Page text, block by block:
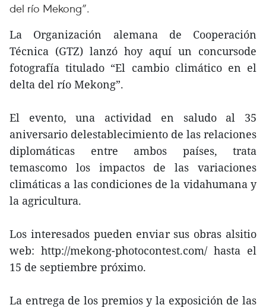
del río Mekong”.
La Organización alemana de Cooperación
Técnica (GTZ) lanzó hoy aquí un concursode
fotografía titulado “El cambio climático en el
delta del río Mekong”.
El evento, una actividad en saludo al 35
aniversario delestablecimiento de las relaciones
diplomáticas entre ambos países, trata
temascomo los impactos de las variaciones
climáticas a las condiciones de la vidahumana y
la agricultura.
Los interesados pueden enviar sus obras alsitio
web: http://mekong-photocontest.com/ hasta el
15 de septiembre próximo.
La entrega de los premios y la exposición de las